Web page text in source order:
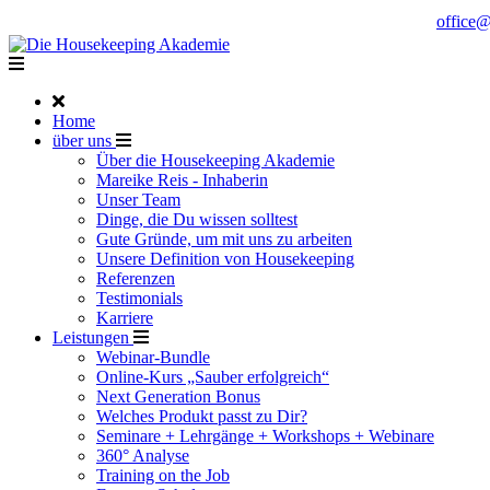
Home
über uns
Über die Housekeeping Akademie
Mareike Reis - Inhaberin
Unser Team
Dinge, die Du wissen solltest
Gute Gründe, um mit uns zu arbeiten
Unsere Definition von Housekeeping
Referenzen
Testimonials
Karriere
Leistungen
Webinar-Bundle
Online-Kurs „Sauber erfolgreich“
Next Generation Bonus
Welches Produkt passt zu Dir?
Seminare + Lehrgänge + Workshops + Webinare
360° Analyse
Training on the Job